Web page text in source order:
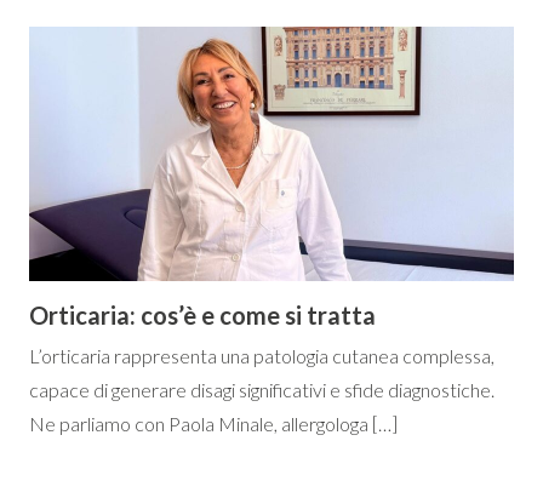
Orticaria: cos’è e come si tratta
L’orticaria rappresenta una patologia cutanea complessa,
capace di generare disagi significativi e sfide diagnostiche.
Ne parliamo con Paola Minale, allergologa […]